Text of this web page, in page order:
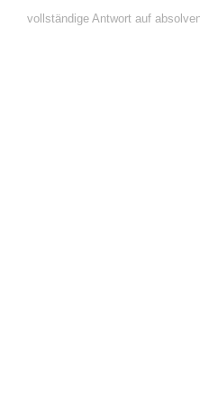
vollständige Antwort auf